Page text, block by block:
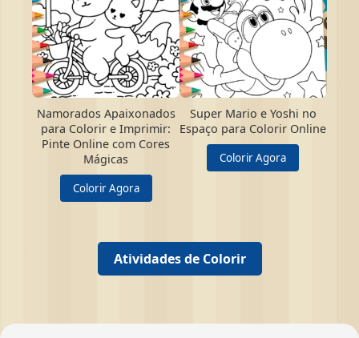
Namorados Apaixonados
para Colorir e Imprimir:
Pinte Online com Cores
Mágicas
Colorir Agora
Super Mario e Yoshi no
Espaço para Colorir Online
Colorir Agora
Atividades de Colorir